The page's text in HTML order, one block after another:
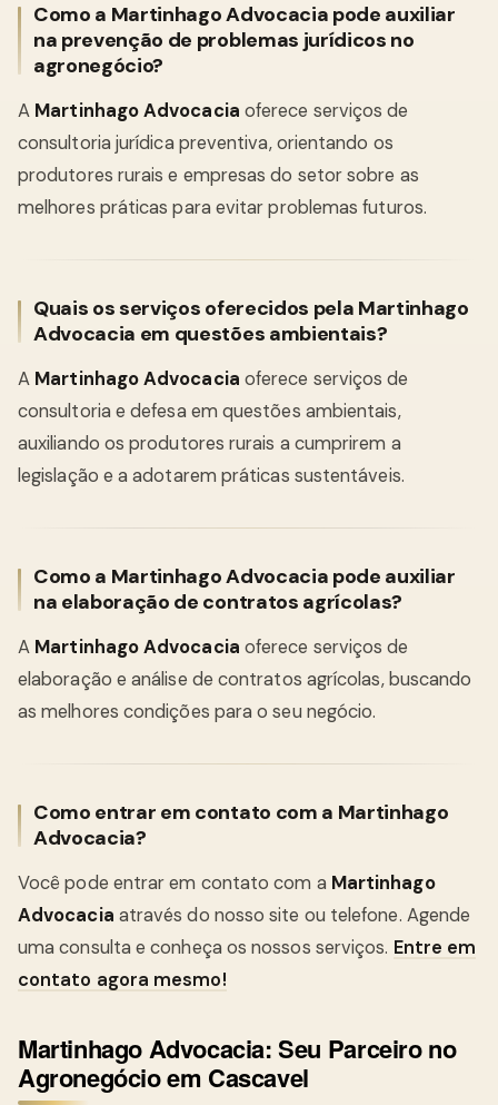
Como a Martinhago Advocacia pode auxiliar
na prevenção de problemas jurídicos no
agronegócio?
A Martinhago Advocacia oferece serviços de
consultoria jurídica preventiva, orientando os
produtores rurais e empresas do setor sobre as
melhores práticas para evitar problemas futuros.
Quais os serviços oferecidos pela Martinhago
Advocacia em questões ambientais?
A Martinhago Advocacia oferece serviços de
consultoria e defesa em questões ambientais,
auxiliando os produtores rurais a cumprirem a
legislação e a adotarem práticas sustentáveis.
Como a Martinhago Advocacia pode auxiliar
na elaboração de contratos agrícolas?
A Martinhago Advocacia oferece serviços de
elaboração e análise de contratos agrícolas, buscando
as melhores condições para o seu negócio.
Como entrar em contato com a Martinhago
Advocacia?
Você pode entrar em contato com a Martinhago
Advocacia através do nosso site ou telefone. Agende
uma consulta e conheça os nossos serviços. Entre em
contato agora mesmo!
Martinhago Advocacia: Seu Parceiro no
Agronegócio em Cascavel